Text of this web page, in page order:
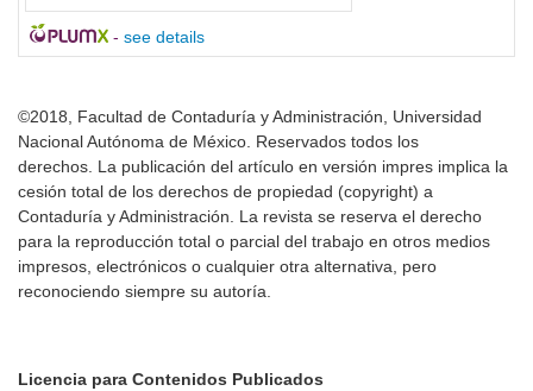
- see details
©2018, Facultad de Contaduría y Administración, Universidad
Nacional Autónoma de México. Reservados todos los
derechos. La publicación del artículo en versión impres implica la
cesión total de los derechos de propiedad (copyright) a
Contaduría y Administración. La revista se reserva el derecho
para la reproducción total o parcial del trabajo en otros medios
impresos, electrónicos o cualquier otra alternativa, pero
reconociendo siempre su autoría.
Licencia para Contenidos Publicados